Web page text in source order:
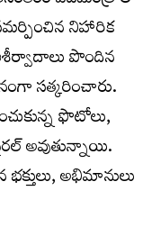
నిహారిక
పొందిన
సత్కరించారు.
ఫొటోలు,
అవుతున్నాయి.
అభిమానులు